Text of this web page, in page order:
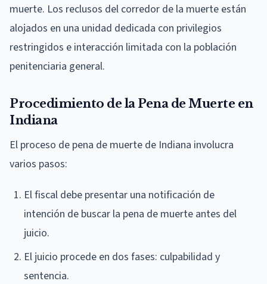
muerte. Los reclusos del corredor de la muerte están
alojados en una unidad dedicada con privilegios
restringidos e interacción limitada con la población
penitenciaria general.
Procedimiento de la Pena de Muerte en
Indiana
El proceso de pena de muerte de Indiana involucra
varios pasos:
El fiscal debe presentar una notificación de
intención de buscar la pena de muerte antes del
juicio.
El juicio procede en dos fases: culpabilidad y
sentencia.